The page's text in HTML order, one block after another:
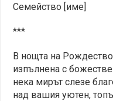
Семейство [име]
***
В нощта на
изпълнена с
нека мирът слезе
над вашия уютен,